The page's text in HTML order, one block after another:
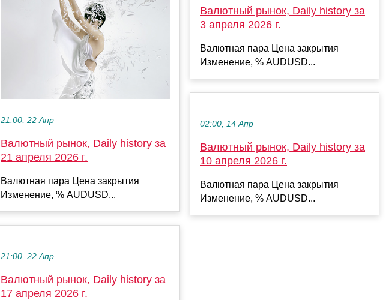
21:00, 22 Апр
Валютный рынок, Daily history за
21 апреля 2026 г.
Валютная пара Цена закрытия
Изменение, % AUDUSD...
21:00, 22 Апр
Валютный рынок, Daily history за
17 апреля 2026 г.
Валютный рынок, Daily history за
3 апреля 2026 г.
Валютная пара Цена закрытия
Изменение, % AUDUSD...
02:00, 14 Апр
Валютный рынок, Daily history за
10 апреля 2026 г.
Валютная пара Цена закрытия
Изменение, % AUDUSD...